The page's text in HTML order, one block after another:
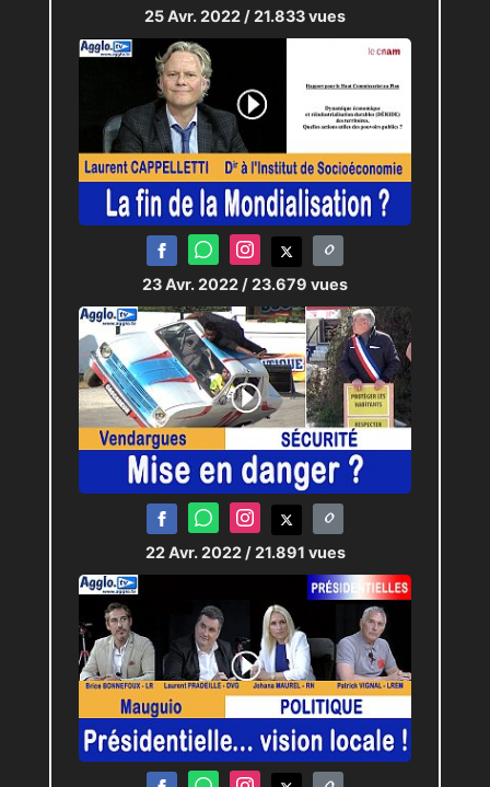
25 Avr. 2022 / 21.833 vues
23 Avr. 2022 / 23.679 vues
22 Avr. 2022 / 21.891 vues